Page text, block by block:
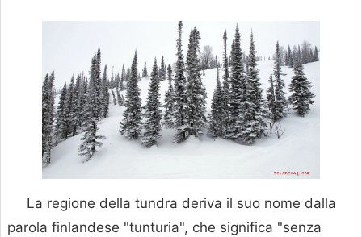
La regione della tundra deriva il suo nome dalla
parola finlandese "tunturia", che significa "senza